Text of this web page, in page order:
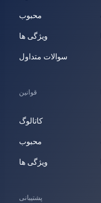
محبوب
ویژگی ها
سوالات متداول
قوانین
کاتالوگ
محبوب
ویژگی ها
پشتیبانی